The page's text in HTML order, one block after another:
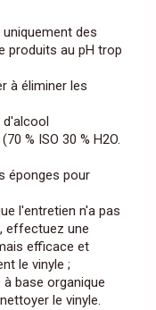
des
produits au pH trop
à éliminer les
% ISO 30 % H2O.
éponges pour
l'entretien n'a pas
effectuez une
efficace et
le vinyle ;
base organique
le vinyle.